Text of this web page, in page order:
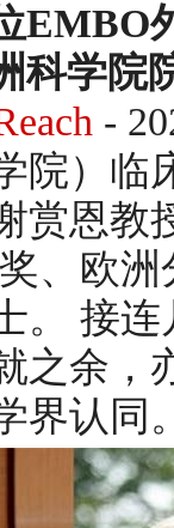
EMBO
科学院
-
院）临
赏恩教
、欧
。 接
之余，
界认同